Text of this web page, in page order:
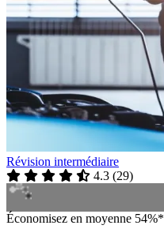
Révision intermédiaire
4.3 (29)
Économisez en moyenne 54%*